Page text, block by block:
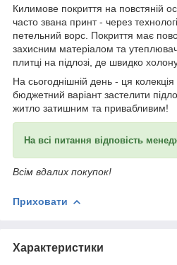
Килимове покриття на повстяній
часто звана принт - через
петельний ворс. Покриття має
захисним матеріалом та
плитці на підлозі, де швидко
На сьогоднішній день - ця
бюджетний варіант застелити
житло затишним та привабливим!
На всі питання відповість
Всім вдалих покупок!
Приховати
Характеристики